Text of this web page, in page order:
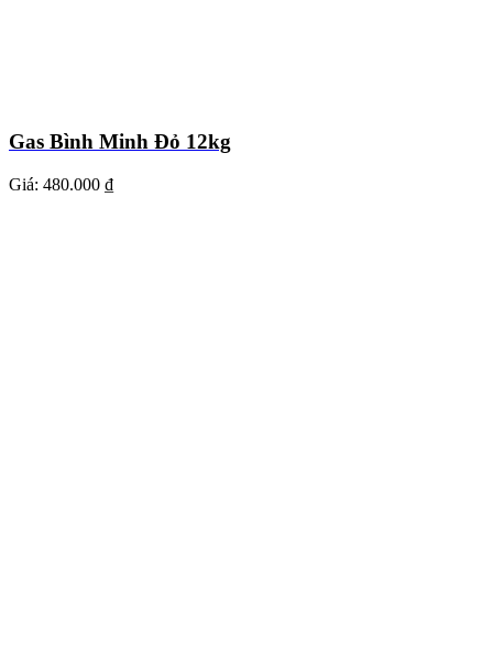
Gas Bình Minh Đỏ 12kg
Giá: 480.000 ₫